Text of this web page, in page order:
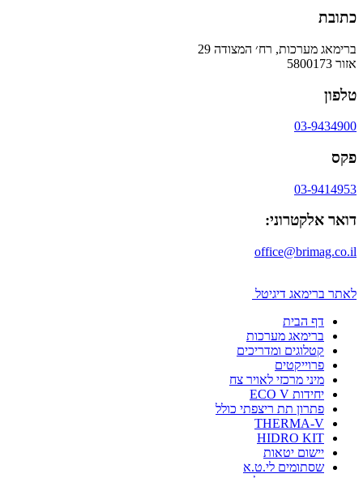
כתובת
ברימאג מערכות, רח׳ המצודה 29
אזור 5800173
טלפון
03-9434900
פקס
03-9414953
דואר אלקטרוני:
office@brimag.co.il
לאתר ברימאג דיגיטל
דף הבית
ברימאג מערכות
קטלוגים ומדריכים
פרוייקטים
מיני מרכזי לאויר צח
יחידות ECO V
פתרון תת ריצפתי כולל
THERMA-V
HIDRO KIT
יישום יטאות
שסתומים לי.ט.א